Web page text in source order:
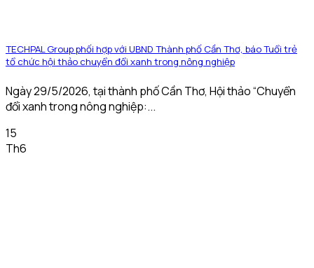
TECHPAL Group phối hợp với UBND Thành phố Cần Thơ, báo Tuổi trẻ
tổ chức hội thảo chuyển đổi xanh trong nông nghiệp
Ngày 29/5/2026, tại thành phố Cần Thơ, Hội thảo “Chuyển
đổi xanh trong nông nghiệp:...
15
Th6